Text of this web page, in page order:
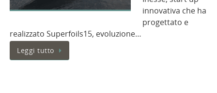
innovativa che ha
progettato e
realizzato Superfoils15, evoluzione…
Leggi tutto